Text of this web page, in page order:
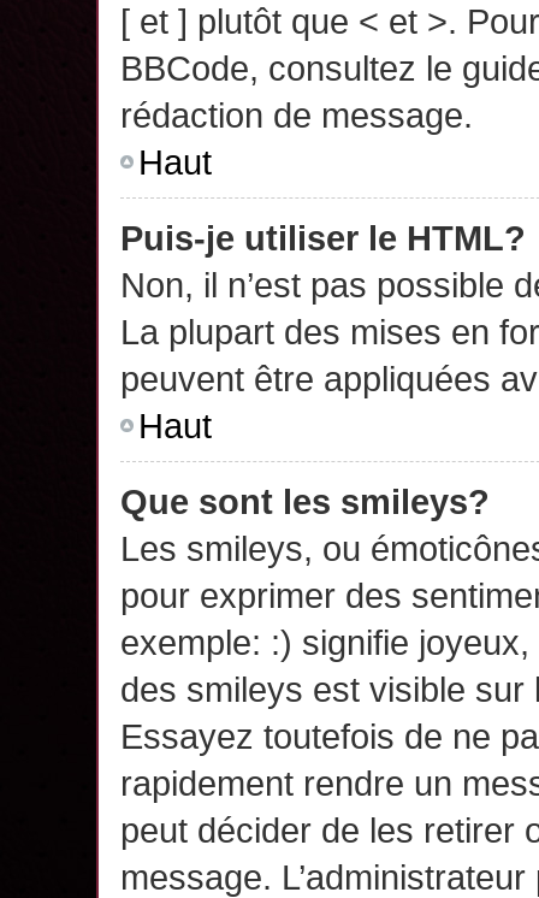
[ et ] plutôt que < et >.
BBCode, consultez le
rédaction de message.
Haut
Puis-je utiliser le HTML?
Non, il n’est pas possible
La plupart des mises en
peuvent être appliquées
Haut
Que sont les smileys?
Les smileys, ou
pour exprimer des
exemple: :) signifie
des smileys est visible
Essayez toutefois de ne
rapidement rendre un
peut décider de les retirer
message.